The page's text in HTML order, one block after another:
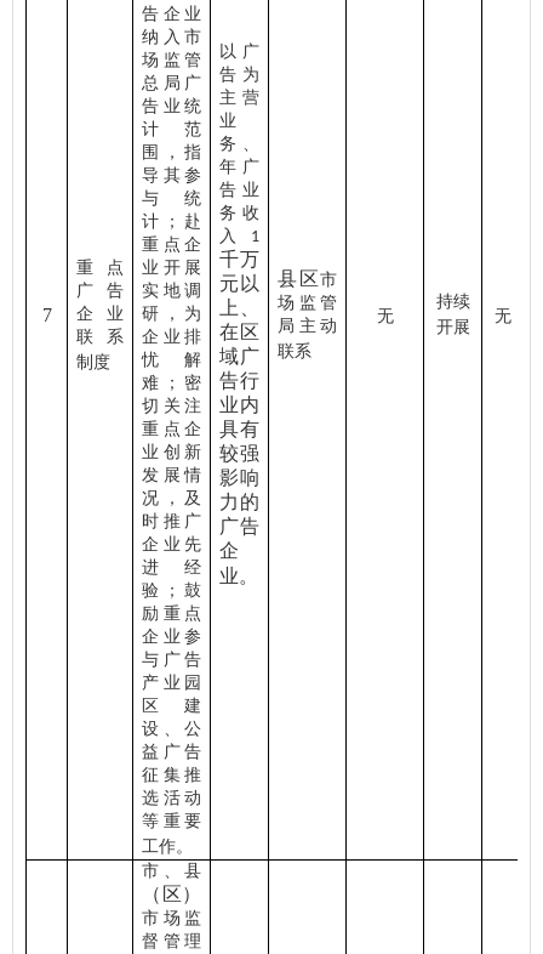
7
重点
广告
企业
联系
制度
告企业
纳入市
场监管
总局广
告业统
计范
围，指
导其参
与统
计；赴
重点企
业开展
实地调
研，为
企业排
忧解
难；密
切关注
重点企
业创新
发展情
况，及
时推广
企业先
进经
验；鼓
励重点
企业参
与广告
产业园
区建
设、公
益广告
征集推
选活动
等重要
工作。
以广
告为
主营
业
务、
年广
告业
务收
入 1
千万
元以
上、
在区
域广
告行
业内
具有
较强
影响
力的
广告
企
业。
县区市
场监管
局主动
联系
无
持续
开展
无
市、县
（区）
市场监
督管理